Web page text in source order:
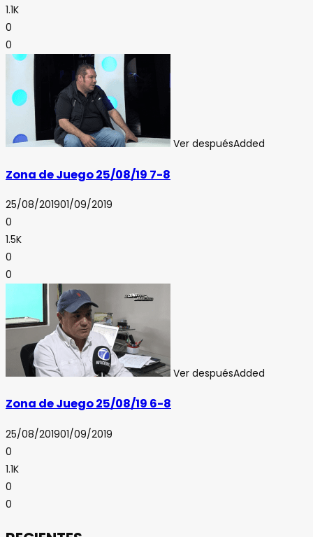
1.1K
0
0
Ver despuésAdded
Zona de Juego 25/08/19 7-8
25/08/201901/09/2019
0
1.5K
0
0
Ver despuésAdded
Zona de Juego 25/08/19 6-8
25/08/201901/09/2019
0
1.1K
0
0